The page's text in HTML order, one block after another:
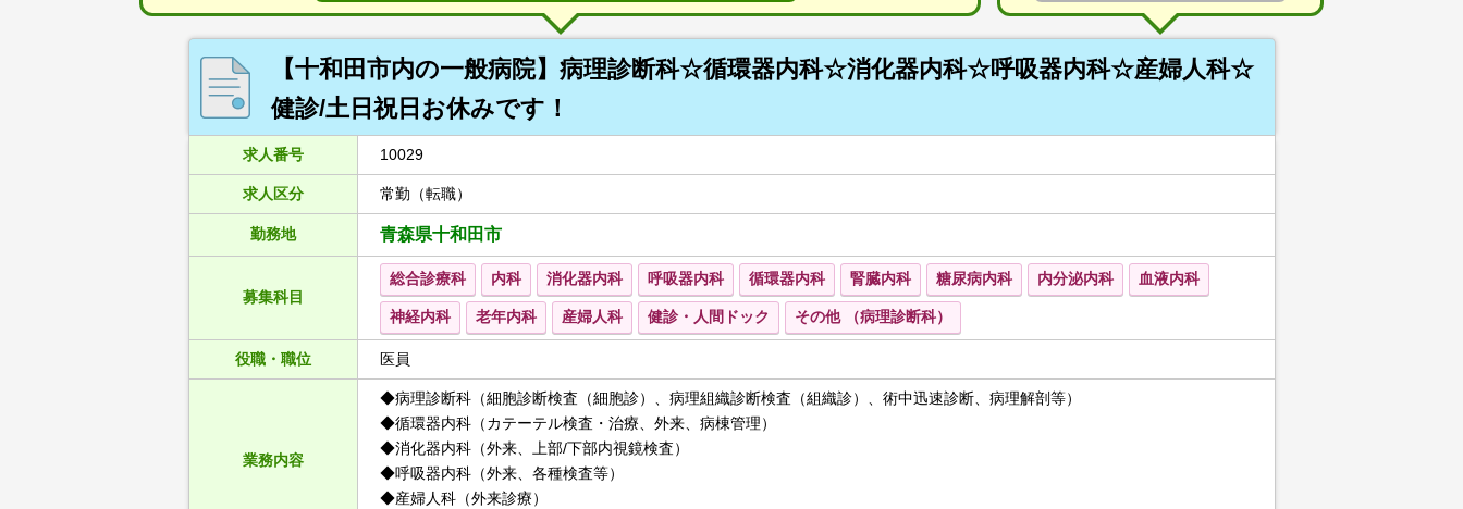
【十和田市内の一般病院】病理診断科☆循環器内科☆消化器内科☆呼吸器内科☆産婦人科☆
健診/土日祝日お休みです！
求人番号 10029
求人区分 常勤（転職）
勤務地 青森県十和田市
募集科目
総合診療科 内科 消化器内科 呼吸器内科 循環器内科 腎臓内科 糖尿病内科 内分泌内科 血液内科
神経内科 老年内科 産婦人科 健診・人間ドック その他 （病理診断科）
役職・職位 医員
業務内容
◆病理診断科（細胞診断検査（細胞診）、病理組織診断検査（組織診）、術中迅速診断、病理解剖等）
◆循環器内科（カテーテル検査・治療、外来、病棟管理）
◆消化器内科（外来、上部/下部内視鏡検査）
◆呼吸器内科（外来、各種検査等）
◆産婦人科（外来診療）